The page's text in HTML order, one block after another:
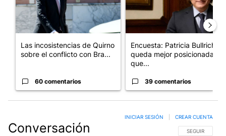
Las incosistencias de Quirno
sobre el conflicto con Bra...
60 comentarios
Encuesta: Patricia Bullrich
queda mejor posicionada
que...
39 comentarios
Conversación SIGA ESTA
SEGUIR
INICIAR SESIÓN CREAR CUENTA